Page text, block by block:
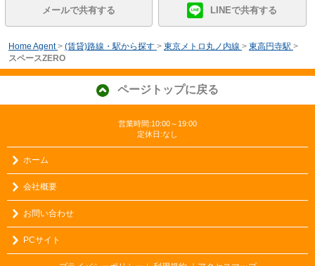
メールで共有する LINEで共有する
Home Agent > (賃貸)路線・駅から探す > 東京メトロ丸ノ内線 > 東高円寺駅 >
スペースZERO
ページトップに戻る
営業時間:10:00～19:00
定休日:なし
ホーム
会社概要
お問い合わせ
PCサイト